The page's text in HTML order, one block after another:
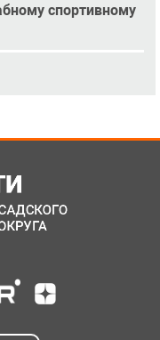
спортивному